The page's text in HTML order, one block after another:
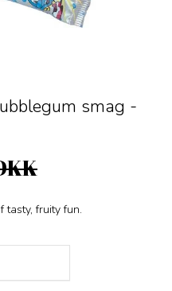
smag -
tasty, fruity fun.